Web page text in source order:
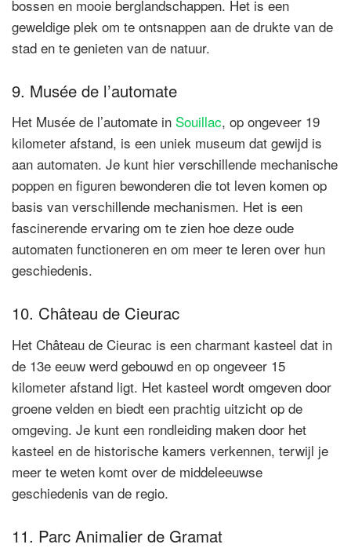
bossen en mooie berglandschappen. Het is een
geweldige plek om te ontsnappen aan de drukte van de
stad en te genieten van de natuur.
9. Musée de l’automate
Het Musée de l’automate in Souillac, op ongeveer 19
kilometer afstand, is een uniek museum dat gewijd is
aan automaten. Je kunt hier verschillende mechanische
poppen en figuren bewonderen die tot leven komen op
basis van verschillende mechanismen. Het is een
fascinerende ervaring om te zien hoe deze oude
automaten functioneren en om meer te leren over hun
geschiedenis.
10. Château de Cieurac
Het Château de Cieurac is een charmant kasteel dat in
de 13e eeuw werd gebouwd en op ongeveer 15
kilometer afstand ligt. Het kasteel wordt omgeven door
groene velden en biedt een prachtig uitzicht op de
omgeving. Je kunt een rondleiding maken door het
kasteel en de historische kamers verkennen, terwijl je
meer te weten komt over de middeleeuwse
geschiedenis van de regio.
11. Parc Animalier de Gramat